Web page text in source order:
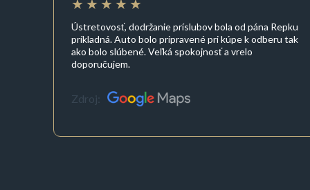
Ústretovosť, dodržanie príslubov bola od pána Repku
príkladná. Auto bolo pripravené pri kúpe k odberu tak
ako bolo slúbené. Veľká spokojnosť a vrelo
doporučujem.
Zdroj: